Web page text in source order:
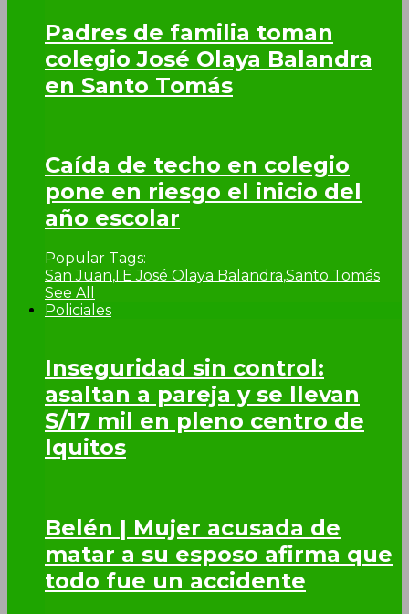
Padres de familia toman
colegio José Olaya Balandra
en Santo Tomás
Caída de techo en colegio
pone en riesgo el inicio del
año escolar
Popular Tags:
San Juan, I.E José Olaya Balandra,Santo Tomás
See All
Policiales
Inseguridad sin control:
asaltan a pareja y se llevan
S/17 mil en pleno centro de
Iquitos
Belén | Mujer acusada de
matar a su esposo afirma que
todo fue un accidente